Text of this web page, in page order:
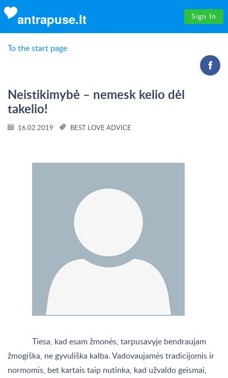
antrapuse.lt Sign In
To the start page
Neistikimybė – nemesk kelio dėl
takelio!
16.02.2019 BEST LOVE ADVICE
Tiesa, kad esam žmonės, tarpusavyje bendraujam
žmogiška, ne gyvuliška kalba. Vadovaujamės tradicijomis ir
normomis, bet kartais taip nutinka, kad užvaldo geismai,